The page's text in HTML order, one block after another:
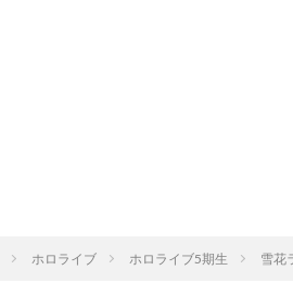
ホロライブ ホロライブ5期生 雪花